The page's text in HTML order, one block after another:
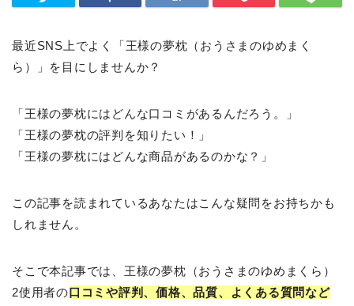
最近SNS上でよく「王様の夢枕（おうさまのゆめまく
ら）」を目にしませんか？
「王様の夢枕にはどんな口コミがあるんだろう。」
「王様の夢枕の評判を知りたい！」
「王様の夢枕にはどんな商品があるのかな？」
この記事を読まれているあなたはこんな疑問をお持ちかも
しれません。
そこで本記事では、王様の夢枕（おうさまのゆめまくら）
2使用者の口コミや評判、価格、品質、よくある質問など